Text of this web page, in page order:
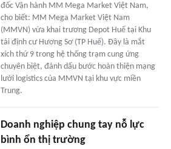
đốc Vận hành MM Mega Market Việt Nam,
cho biết: MM Mega Market Việt Nam
(MMVN) vừa khai trương Depot Huế tại Khu
tái định cư Hương Sơ (TP Huế). Đây là mắt
xích thứ 9 trong hệ thống trạm cung ứng
chuyên biệt, đánh dấu bước hoàn thiện mạng
lưới logistics của MMVN tại khu vực miền
Trung.
Doanh nghiệp chung tay nỗ lực
bình ổn thị trường